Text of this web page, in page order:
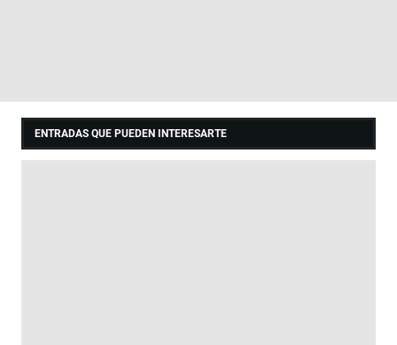
ENTRADAS QUE PUEDEN INTERESARTE